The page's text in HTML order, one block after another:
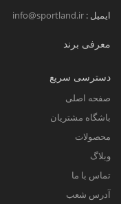
ایمیل : info@sportland.ir
معرفی برند
دسترسی سریع
صفحه اصلی
باشگاه مشتریان
محصولات
وبلاگ
تماس با ما
آدرس شعب